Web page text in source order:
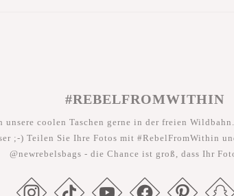
#REBELFROMWITHIN
unsere coolen Taschen gerne in der freien
;-) Teilen Sie Ihre Fotos mit #RebelFromWithin
@newrebelsbags - die Chance ist groß, dass Ihr